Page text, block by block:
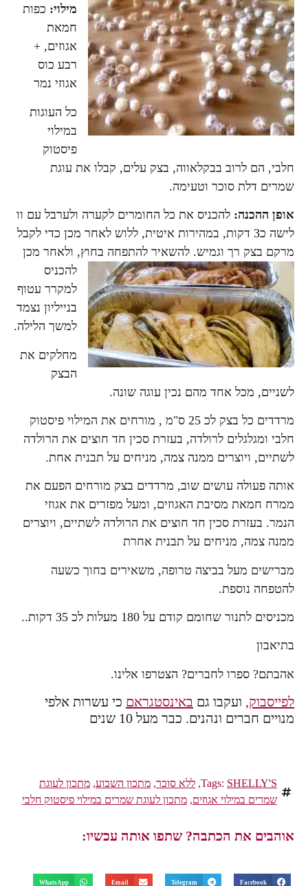
מילוי: כפות
חמאת
אגוזים, +
רבע כוס
אגוזי נמר
כל העוגות
במילוי
פיסטוק
חלבי, הם לרוב בבקלאווה, בצק עלים, קבלו את עוגת
שמרים דלת סוכר וטעימה.
אופן ההכנה: להכניס את כל החומרים לקערה ולערבל עם וו
לישה כ3 דקות, במהירות איטית, ללוש לאחר מכן כדי לקבל
מרקם בצק רך וגמיש. להשאיר להתפחה בחוץ, ולאחר מכן
להכניס
למקרר עטוף
בנייליון נצמד
למשך הלילה.
מחלקים את
הבצק
לשניים, מכל אחד מהם נכין עוגה שונה.
מרדדים כל בצק לכ 25 ס"מ , מורחים את המילוי פיסטוק
חלבי ומגלגלים לרולדה, בעזרת סכין חד חוצים את הרולדה
לשתיים, ויוצרים ממנה צמה, מניחים על תבנית אחת.
אותה פעולה עושים שוב, מרדדים בצק מורחים הפעם את
ממרח חמאת מסיבת האגוזים, ומעל מפזרים את אגוזי
הנמר. בעזרת סכין חד חוצים את הרולדה לשתיים, ויוצרים
ממנה צמה, מניחים על תבנית אחרת
מברישים מעל בביצה טרופה, משאירים בחוך כשעה
להטפחה נוספת.
מכניסים לתנור שחומם קודם על 180 מעלות לכ 35 דקות..
בתיאבון
אהבתם? ספרו לחברים? הצטרפו אלינו.
לפייסבוק, ועקבו גם באינסטגראם כי עשרות אלפי
מנויים חברים ונהנים. כבר מעל 10 שנים
Tags: SHELLY'S
, ללא סוכר, מתכון השבוע, מתכון לעוגת
שמרים במילוי אגוזים, מתכון לעוגת שמרים במילוי פיסטוק חלבי
אוהבים את הכתבה? שתפו אותה עכשיו:
Facebook
Telegram
Email
WhatsApp